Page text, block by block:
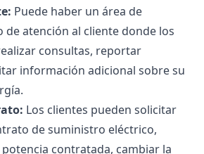
Puede haber un área de
de atención al cliente donde los
consultas, reportar
información adicional sobre su
Los clientes pueden solicitar
de suministro eléctrico,
contratada, cambiar la